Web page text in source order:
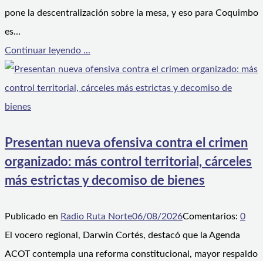
pone la descentralización sobre la mesa, y eso para Coquimbo
es…
Continuar leyendo ...
Presentan nueva ofensiva contra el crimen
organizado: más control territorial, cárceles
más estrictas y decomiso de bienes
Publicado en Radio Ruta Norte06/08/2026Comentarios: 0
El vocero regional, Darwin Cortés, destacó que la Agenda
ACOT contempla una reforma constitucional, mayor respaldo